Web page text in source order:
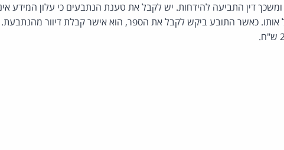
דין התביעה להידחות. יש לקבל את טענת הנתבעים כי עלון המידע
כאשר התובע ביקש לקבל את הספר, הוא אישר קבלת דיוור מהנתבעת.